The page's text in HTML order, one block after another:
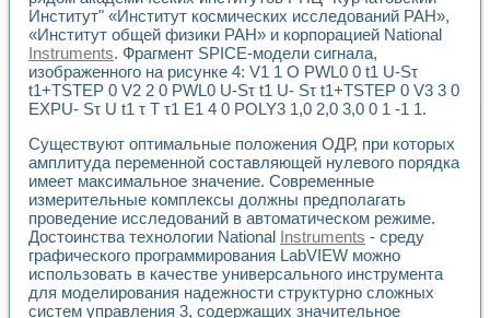
Исследование электромагнитных переходных процессов
Стенд для исследования электрических переходных
Автоматизация контроля сварных швов на базе
Измерительный контроль с применением
Моделирование надежности и эффективности систем
Автоматизация лабораторного стенда по измерению
Автоматизированные лабораторные комплексы для
Виртуальный прибор для исследования нелинейных
Использование виртуальных приборов в процесе
Использование программ ELECTRONICS WORKBENCH-
Лабораторный практикум по дисциплине «Цифровые
Лабораторный практикум по ИНС на основе LabVIEW
Лабораторный практикум по основам теории коммутации
Опыт использования NI LabVIEW для создания
Институт" «Институт космических исследований РАН»,
«Институт общей физики РАН» и корпорацией National
Instruments. Фрагмент SPICE-модели сигнала,
изображенного на рисунке 4: V1 1 О PWL0 0 t1 U-Sτ
t1+TSTEP 0 V2 2 0 PWL0 U-Sτ t1 U- Sτ t1+TSTEP 0 V3 3 0
EXPU- Sτ U t1 τ T τ1 E1 4 0 POLY3 1,0 2,0 3,0 0 1 -1 1.
Существуют оптимальные положения ОДР, при которых
амплитуда переменной составляющей нулевого порядка
имеет максимальное значение. Современные
измерительные комплексы должны предполагать
проведение исследований в автоматическом режиме.
Достоинства технологии National Instruments - среду
графического программирования LabVIEW можно
использовать в качестве универсального инструмента
для моделирования надежности структурно сложных
систем управления 3, содержащих значительное